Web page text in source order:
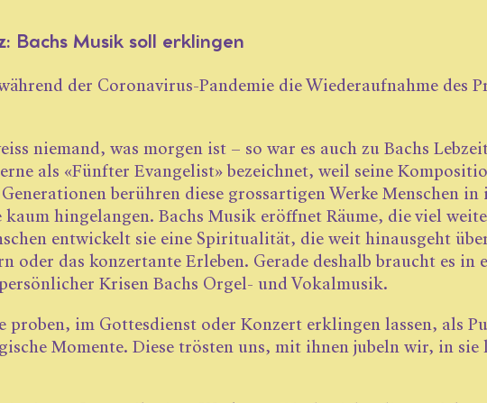
Bachs Musik soll erklingen
der Coronavirus-Pandemie die Wiederaufnahme des
niemand, was morgen ist – so war es auch zu Bachs
als «Fünfter Evangelist» bezeichnet, weil seine
berühren diese grossartigen Werke Menschen in
­hingelangen. Bachs Musik eröffnet Räume, die viel
entwickelt sie eine Spiritualität, die weit hinausgeht
oder das kon­zertante Erleben. Gerade deshalb braucht es in
Krisen Bachs Orgel- und Vokalmusik.
proben, im Gottesdienst oder Konzert erklingen lassen, als
Momente. Diese trösten uns, mit ihnen jubeln wir, in sie